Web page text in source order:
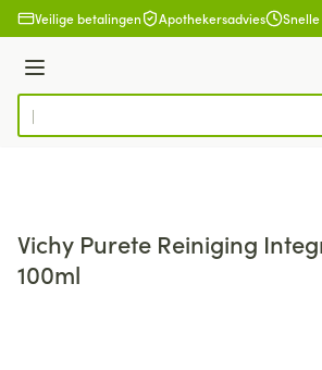
Ga naar de inhoud
Veilige betalingen Apothekersadvies
Menu
Product, merk, categorie...
Vichy Purete Reiniging
100ml